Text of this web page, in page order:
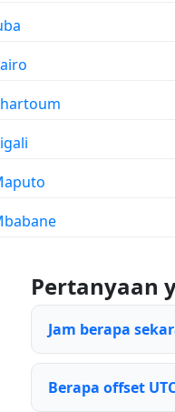
Pertanyaan
Jam berapa
Berapa offset